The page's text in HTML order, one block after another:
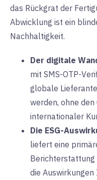
das Rückgrat der
Abwicklung ist ein
Nachhaltigkeit.
Der digitale
mit SMS-OTP-
globale
werden, ohne
internationaler
Die ESG-
liefert eine
Berichterstattung
die Auswirkungen